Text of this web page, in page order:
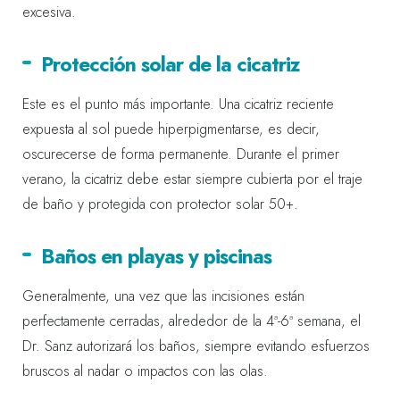
excesiva.
Protección solar de la cicatriz
Este es el punto más importante. Una cicatriz reciente
expuesta al sol puede hiperpigmentarse, es decir,
oscurecerse de forma permanente. Durante el primer
verano, la cicatriz debe estar siempre cubierta por el traje
de baño y protegida con protector solar 50+.
Baños en playas y piscinas
Generalmente, una vez que las incisiones están
perfectamente cerradas, alrededor de la 4ª-6ª semana, el
Dr. Sanz autorizará los baños, siempre evitando esfuerzos
bruscos al nadar o impactos con las olas.